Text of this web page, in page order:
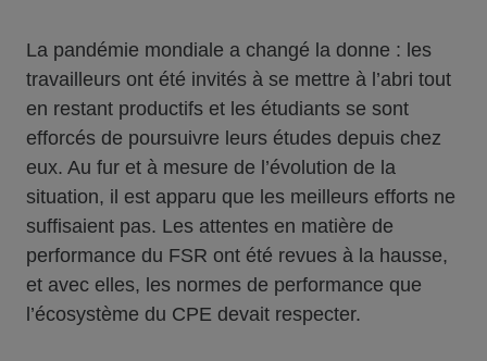
La pandémie mondiale a changé la donne : les
travailleurs ont été invités à se mettre à l’abri tout
en restant productifs et les étudiants se sont
efforcés de poursuivre leurs études depuis chez
eux. Au fur et à mesure de l’évolution de la
situation, il est apparu que les meilleurs efforts ne
suffisaient pas. Les attentes en matière de
performance du FSR ont été revues à la hausse,
et avec elles, les normes de performance que
l’écosystème du CPE devait respecter.